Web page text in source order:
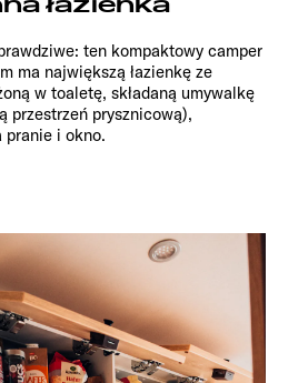
łazienka
ten kompaktowy camper
ma największą łazienkę ze
w toaletę, składaną umywalkę
przestrzeń prysznicową),
pranie i okno.